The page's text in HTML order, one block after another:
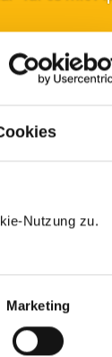
Nutzung zu.
Marketing